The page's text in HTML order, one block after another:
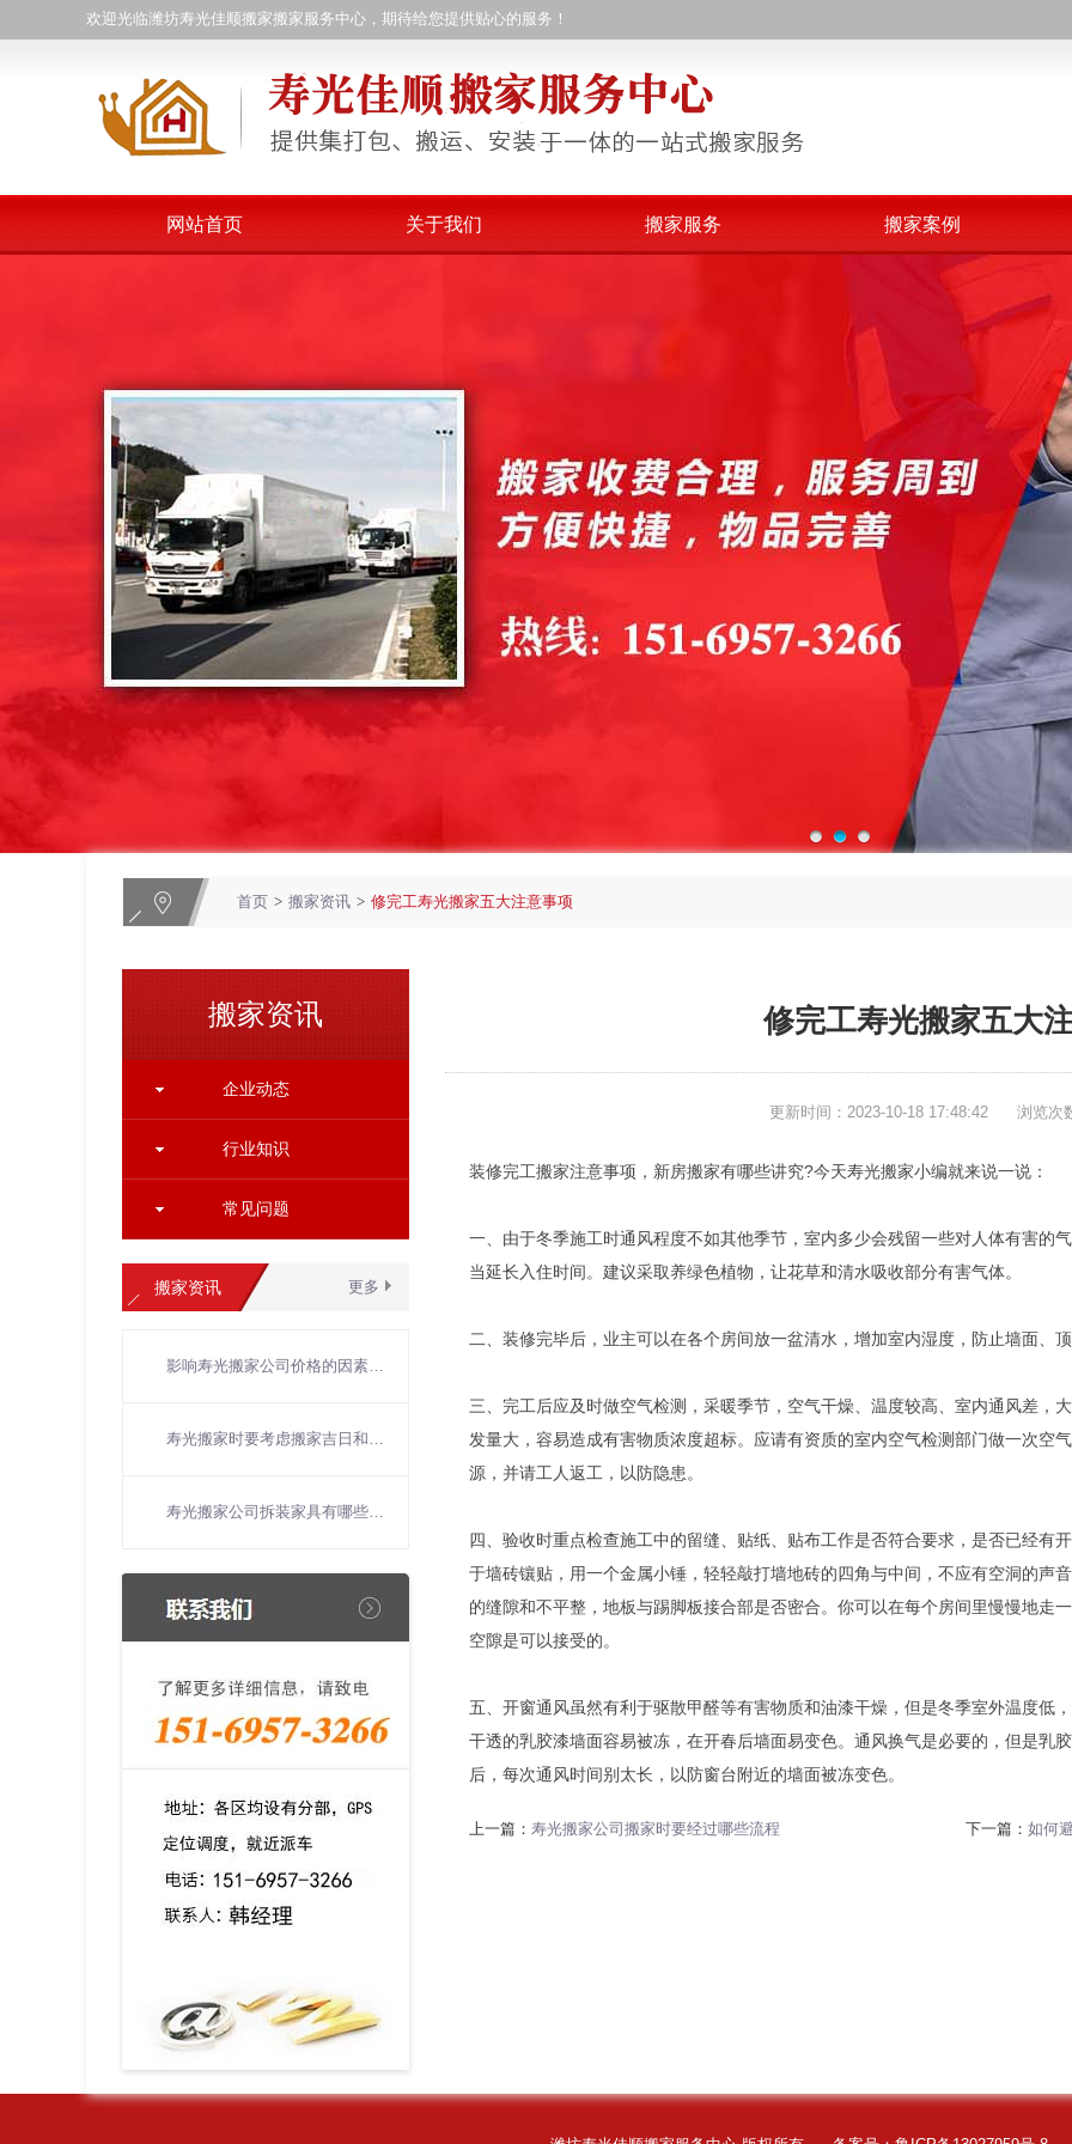
欢迎光临潍坊寿光佳顺搬家搬家服务中心，期待给您提供贴心的服务！
网站首页 关于我们 搬家服务 搬家案例
首页 > 搬家资讯 > 修完工寿光搬家五大注意事项
搬家资讯
企业动态
行业知识
常见问题
更多
搬家资讯
影响寿光搬家公司价格的因素主要有哪些？
寿光搬家时要考虑搬家吉日和风水吗
寿光搬家公司拆装家具有哪些技术要求？
修完工寿光搬家五大
更新时间：2023-10-18 17:48:42 浏览次
装修完工搬家注意事项，新房搬家有哪些讲究?今天寿光搬家小编就来说一说：
一、由于冬季施工时通风程度不如其他季节，室内多少会残留一些对人体有害的
当延长入住时间。建议采取养绿色植物，让花草和清水吸收部分有害气体。
二、装修完毕后，业主可以在各个房间放一盆清水，增加室内湿度，防止墙面、
三、完工后应及时做空气检测，采暖季节，空气干燥、温度较高、室内通风差，
发量大，容易造成有害物质浓度超标。应请有资质的室内空气检测部门做一次空
源，并请工人返工，以防隐患。
四、验收时重点检查施工中的留缝、贴纸、贴布工作是否符合要求，是否已经有
于墙砖镶贴，用一个金属小锤，轻轻敲打墙地砖的四角与中间，不应有空洞的声
的缝隙和不平整，地板与踢脚板接合部是否密合。你可以在每个房间里慢慢地走
空隙是可以接受的。
五、开窗通风虽然有利于驱散甲醛等有害物质和油漆干燥，但是冬季室外温度低
干透的乳胶漆墙面容易被冻，在开春后墙面易变色。通风换气是必要的，但是乳
后，每次通风时间别太长，以防窗台附近的墙面被冻变色。
上一篇： 寿光搬家公司搬家时要经过哪些流程 下一篇： 如何